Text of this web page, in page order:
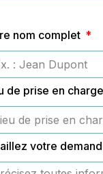
nom complet
de prise en charge
votre